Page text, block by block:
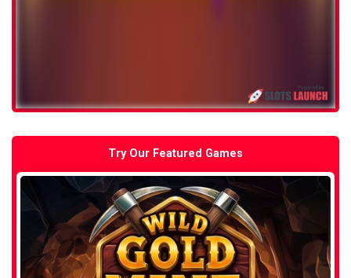
Try Our Featured Games